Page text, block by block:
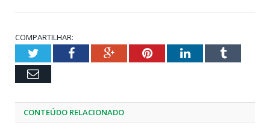
COMPARTILHAR:
TwitterFacebookGoogle+PinterestLinkedInTumblr
Email
CONTEÚDO RELACIONADO